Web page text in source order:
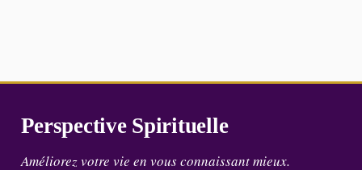
Perspective Spirituelle
Améliorez votre vie en vous connaissant mieux.